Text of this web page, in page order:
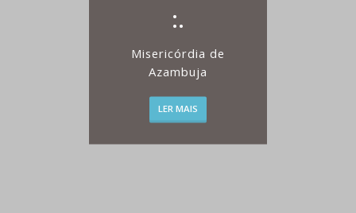
:.
Misericórdia de
Azambuja
LER MAIS